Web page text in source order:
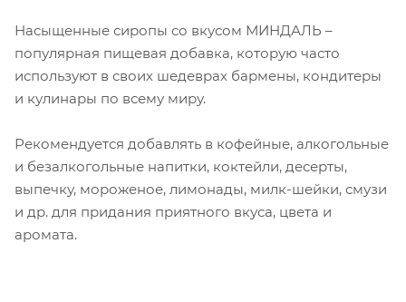
Насыщенные сиропы со вкусом МИНДАЛЬ –
популярная пищевая добавка, которую часто
используют в своих шедеврах бармены, кондитеры
и кулинары по всему миру.
Рекомендуется добавлять в кофейные, алкогольные
и безалкогольные напитки, коктейли, десерты,
выпечку, мороженое, лимонады, милк-шейки, смузи
и др. для придания приятного вкуса, цвета и
аромата.